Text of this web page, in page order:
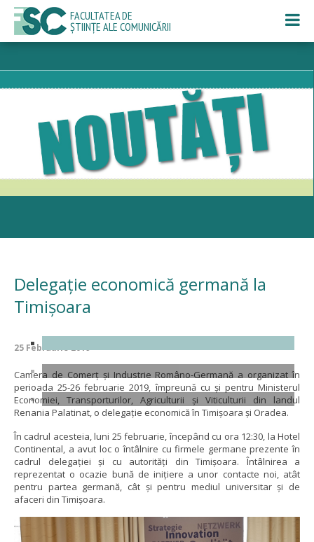
FACULTATEA DE
ȘTIINȚE ALE COMUNICĂRII
Delegație economică germană la
Timișoara
25 Februarie 2019
Camera de Comerț și Industrie Româno-Germană a organizat în
perioada 25-26 februarie 2019, împreună cu și pentru Ministerul
Economiei, Transporturilor, Agriculturii și Viticulturii din landul
Renania Palatinat, o delegație economică în Timișoara și Oradea.
În cadrul acesteia, luni 25 februarie, începând cu ora 12:30, la Hotel
Continental, a avut loc o întâlnire cu firmele germane prezente în
cadrul delegației și cu autorități din Timișoara. Întâlnirea a
reprezentat o ocazie bună de inițiere a unor contacte noi, atât
pentru partea germană, cât și pentru mediul universitar și de
afaceri din Timișoara.